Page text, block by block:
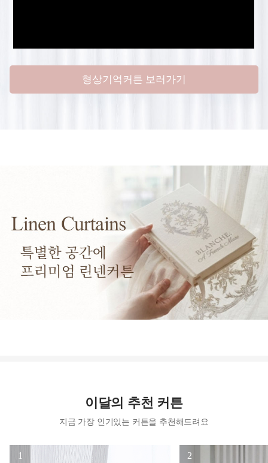
형상기억커튼 보러가기
이달의 추천 커튼
지금 가장 인기있는 커튼을 추천해드려요
1 2